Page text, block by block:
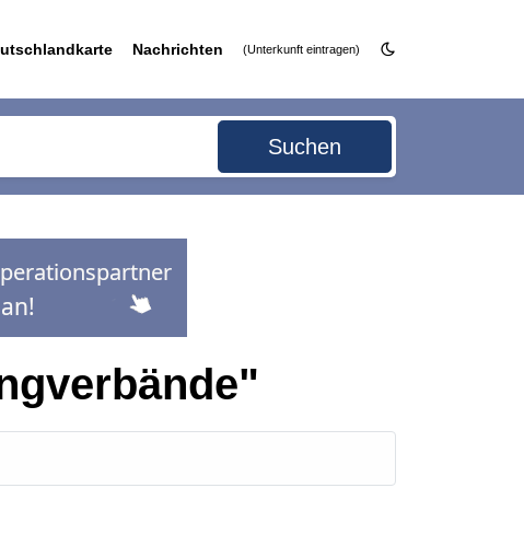
Nachrichten (Unterkunft eintragen)
Suchen